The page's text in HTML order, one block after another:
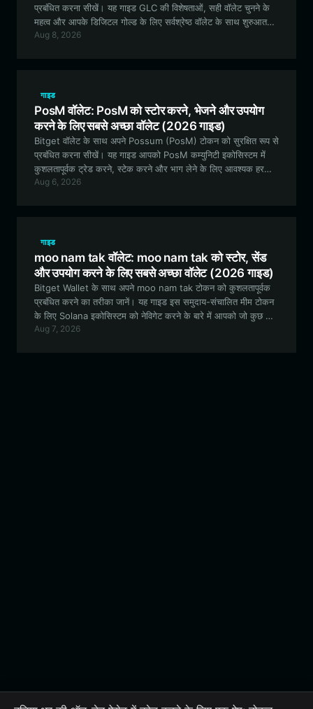
प्रबंधित करना सीखें। यह गाइड GLC की विशेषताओं, सही वॉलेट चुनने के
महत्व और आपके डिजिटल गोल्ड के लिए सर्वश्रेष्ठ वॉलेट के साथ शुरुआत
करने के तरीके के बारे में बताती है।
Aug 8, 2026
गाइड
PosM वॉलेट: PosM को स्टोर करने, भेजने और उपयोग
करने के लिए सबसे अच्छा वॉलेट (2026 गाइड)
Bitget वॉलेट के साथ अपने Possum (PosM) टोकन को सुरक्षित रूप से
प्रबंधित करना सीखें। यह गाइड आपको PosM कम्युनिटी इकोसिस्टम में
कुशलतापूर्वक ट्रेड करने, स्टेक करने और भाग लेने के लिए आवश्यक हर
जानकारी प्रदान करती है।
Aug 6, 2026
गाइड
moo nam tak वॉलेट: moo nam tak को स्टोर, सेंड
और उपयोग करने के लिए सबसे अच्छा वॉलेट (2026 गाइड)
Bitget Wallet के साथ अपने moo nam tak टोकन को कुशलतापूर्वक
प्रबंधित करने का तरीका जानें। यह गाइड इस समुदाय-संचालित मीम टोकन
के लिए Solana इकोसिस्टम को नेविगेट करने के बारे में आपको जो कुछ भी
जानने की आवश्यकता है, उसे कवर करती है।
Aug 7, 2026